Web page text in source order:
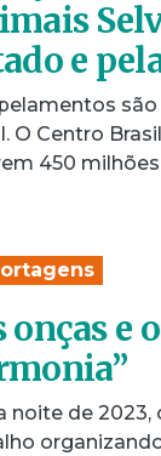
e
são
O Centro
450
onças e
noite de 2023,